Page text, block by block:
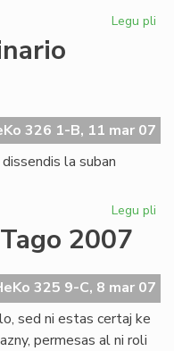
Legu pli
326 1-B, 11 mar 07
la suban
Legu pli
2007
325 9-C, 8 mar 07
sed ni estas certaj ke
permesas al ni roli